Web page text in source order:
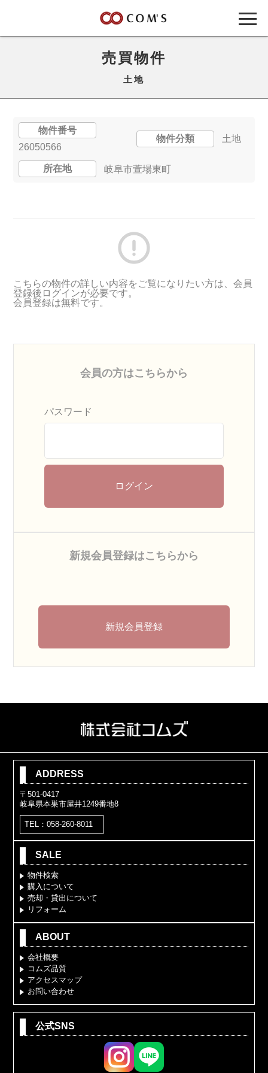
売買物件
土地
物件番号
26050566
物件分類 土地
所在地 岐阜市萱場東町
こちらの物件の詳しい内容をご覧になりたい方は、会員
登録後ログインが必要です。
会員登録は無料です。
会員の方はこちらから
パスワード
ログイン
新規会員登録はこちらから
新規会員登録
ADDRESS
〒501-0417
岐阜県本巣市屋井1249番地8
TEL：058-260-8011
SALE
物件検索
購入について
売却・貸出について
リフォーム
ABOUT
会社概要
コムズ品質
アクセスマップ
お問い合わせ
公式SNS